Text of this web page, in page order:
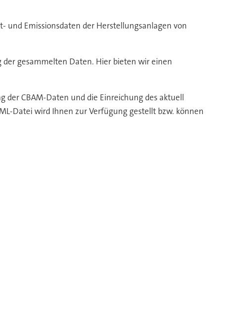
und Emissionsdaten der Herstellungsanlagen von
gesammelten Daten. Hier bieten wir einen
CBAM-Daten und die Einreichung des aktuell
Datei wird Ihnen zur Verfügung gestellt bzw. können